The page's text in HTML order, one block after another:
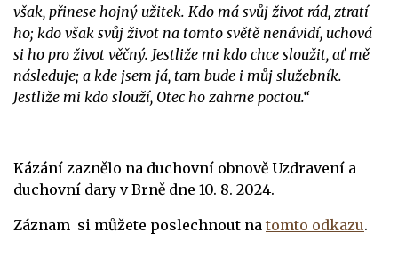
však, přinese hojný užitek. Kdo má svůj život rád, ztratí
ho; kdo však svůj život na tomto světě nenávidí, uchová
si ho pro život věčný. Jestliže mi kdo chce sloužit, ať mě
následuje; a kde jsem já, tam bude i můj služebník.
Jestliže mi kdo slouží, Otec ho zahrne poctou.“
Kázání zaznělo na duchovní obnově Uzdravení a
duchovní dary v Brně dne 10. 8. 2024.
Záznam si můžete poslechnout na tomto odkazu.